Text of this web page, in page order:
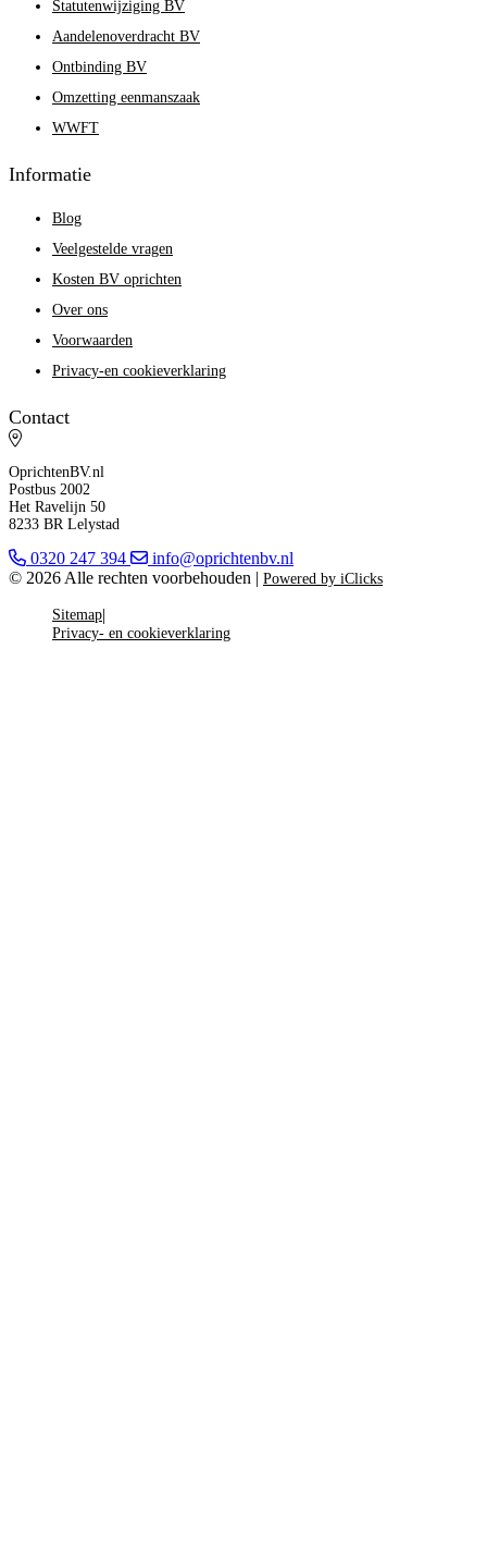
Statutenwijziging BV
Aandelenoverdracht BV
Ontbinding BV
Omzetting eenmanszaak
WWFT
Informatie
Blog
Veelgestelde vragen
Kosten BV oprichten
Over ons
Voorwaarden
Privacy-en cookieverklaring
Contact
OprichtenBV.nl
Postbus 2002
Het Ravelijn 50
8233 BR Lelystad
0320 247 394
info@oprichtenbv.nl
© 2026 Alle rechten voorbehouden | Powered by iClicks
Sitemap
Privacy- en cookieverklaring